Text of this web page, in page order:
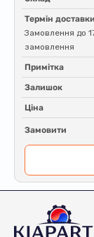
Термін доставки
Замовлення до
замовлення
Примітка
Залишок
Ціна
Замовити